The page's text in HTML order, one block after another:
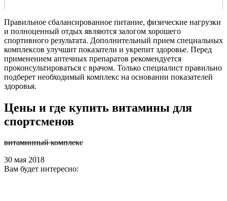
Правильное сбалансированное питание, физические нагрузки
и полноценный отдых являются залогом хорошего
спортивного результата. Дополнительный прием специальных
комплексов улучшит показатели и укрепит здоровье. Перед
применением аптечных препаратов рекомендуется
проконсультироваться с врачом. Только специалист правильно
подберет необходимый комплекс на основании показателей
здоровья.
Цены и где купить витамины для
спортсменов
витаминный комплекс
30 мая 2018
Вам будет интересно: